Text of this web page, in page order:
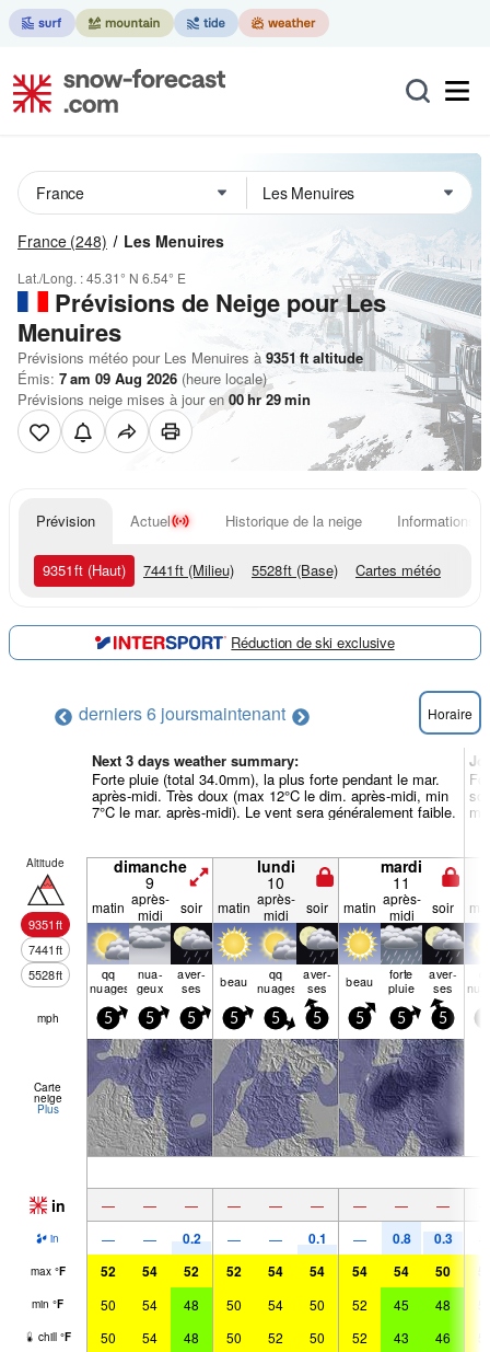
France (248) Les Menuires
Lat./Long. :45.31° N 6.54° E
Prévisions de Neige pour Les
Menuires
Prévisions météo pour Les Menuires à 9351 ft altitude
Émis: 7 am 09 Aug 2026 (heure locale)
Prévisions neige mises à jour en 00hr29min
Prévision Actuel Historique de la neige Informations
9351ft (Haut) 7441ft (Milieu) 5528ft (Base) Cartes météo
Réduction de ski exclusive
derniers 6 joursmaintenant Horaire
Next 3 days weather summary:
Forte pluie (total 34.0mm), la plus forte pendant le mar.
après-midi. Très doux (max 12°C le dim. après-midi, min
7°C le mar. après-midi). Le vent sera généralement faible.
Altitude
9351ft
7441ft
5528ft
dimanche
9
lundi
10
mardi
11
matin après-
midi
soir matin après-
midi
soir matin après-
midi
soir
qq
nuages
nua­
geux
aver­
ses beau qq
nuages
aver­
ses beau forte
pluie
aver­
ses
mph 5 5 5 5 5 5 5 5 5
Carte
neige
Plus
in — — — — — — — — —
in — — 0.2 — — 0.1 — 0.8 0.3
max °F 52 54 52 52 54 54 54 54 50
min °F 50 54 48 50 54 50 52 45 48
chill °F 50 54 48 50 52 50 52 43 46